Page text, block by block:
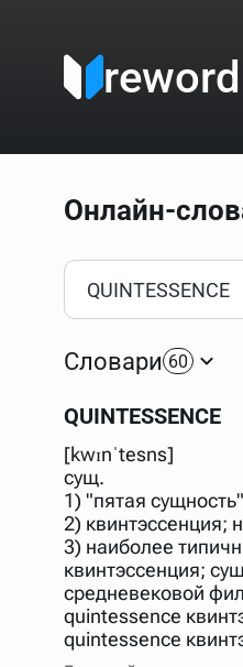
Онлайн-
Как пользоваться
Прежде всего,
Если точное
Для более сложных
В сложных запросах
словом "***м***ов",
Порядок словарей
Словари 60
QUINTESSENCE
[kwɪnˈtesns]
сущ.
1) "пятая
2)
3) наиболее
квинтэссенция;
средневековой
quintessence
quintessence